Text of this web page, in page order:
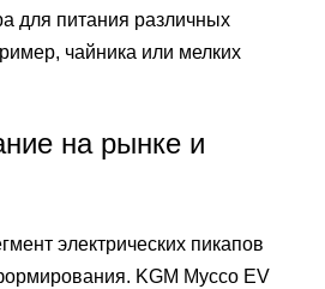
для питания различных
чайника или мелких
на рынке и
электрических пикапов
KGM Муссо EV